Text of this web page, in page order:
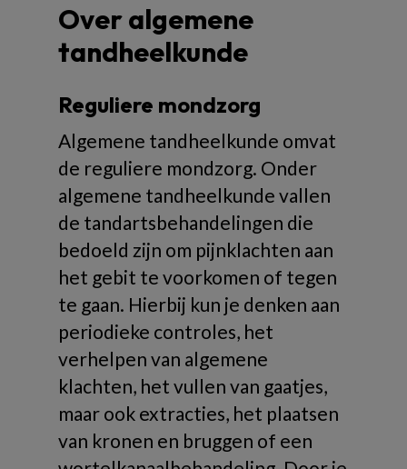
Over algemene
tandheelkunde
Reguliere mondzorg
Algemene tandheelkunde omvat
de reguliere mondzorg. Onder
algemene tandheelkunde vallen
de tandartsbehandelingen die
bedoeld zijn om pijnklachten aan
het gebit te voorkomen of tegen
te gaan. Hierbij kun je denken aan
periodieke controles, het
verhelpen van algemene
klachten, het vullen van gaatjes,
maar ook extracties, het plaatsen
van kronen en bruggen of een